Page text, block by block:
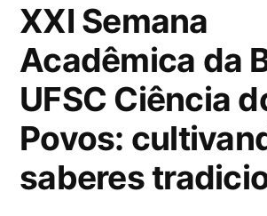
XXI Semana
Acadêmica da
UFSC Ciência
Povos:
saberes